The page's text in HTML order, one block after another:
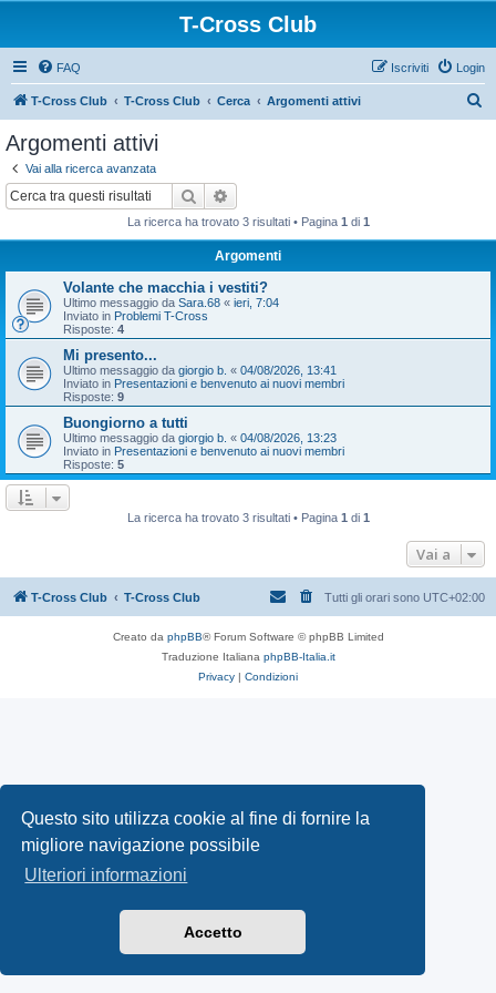
Questo sito utilizza cookie al fine di fornire la
migliore navigazione possibile
Ulteriori informazioni
Accetto
T-Cross Club
FAQ Login
Iscriviti
T-Cross Club T-Cross Club Cerca Argomenti attivi
Argomenti attivi
Vai alla ricerca avanzata
Cerca
La ricerca ha trovato 3 risultati • Pagina 1 di 1
Argomenti
Volante che macchia i vestiti?
Ultimo messaggio da Sara.68 « ieri, 7:04
Inviato in Problemi T-Cross
Risposte: 4
Mi presento...
Ultimo messaggio da giorgio b. « 04/08/2026, 13:41
Inviato in Presentazioni e benvenuto ai nuovi membri
Risposte: 9
Buongiorno a tutti
Ultimo messaggio da giorgio b. « 04/08/2026, 13:23
Inviato in Presentazioni e benvenuto ai nuovi membri
Risposte: 5
La ricerca ha trovato 3 risultati • Pagina 1 di 1
Vai a
T-Cross Club T-Cross Club Tutti gli orari sono UTC+02:00
Creato da phpBB® Forum Software © phpBB Limited
Traduzione Italiana phpBB-Italia.it
Privacy | Condizioni